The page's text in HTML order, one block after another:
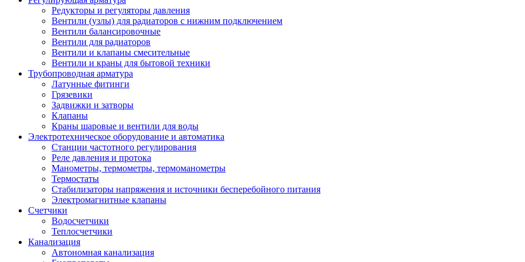
Редукторы и регуляторы давления
Вентили (узлы) для радиаторов с нижним подключением
Вентили балансировочные
Вентили для радиаторов
Вентили и клапаны смесительные
Вентили и краны для бытовой техники
Трубопроводная арматура
Латунные фитинги
Грязевики
Задвижки и затворы
Клапаны
Краны шаровые и вентили для воды
Электротехническое оборудование и автоматика
Станции частотного регулирования
Реле давления и протока
Манометры, термометры, термоманометры
Термостаты
Стабилизаторы напряжения и источники бесперебойного питания
Электромагнитные клапаны
Счетчики
Водосчетчики
Теплосчетчики
Канализация
Автономная канализация